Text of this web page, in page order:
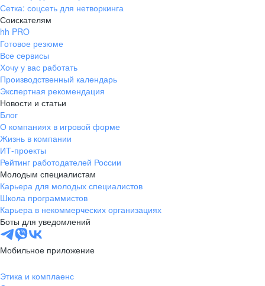
Сетка: соцсеть для нетворкинга
Соискателям
hh PRO
Готовое резюме
Все сервисы
Хочу у вас работать
Производственный календарь
Экспертная рекомендация
Новости и статьи
Блог
О компаниях в игровой форме
Жизнь в компании
ИТ-проекты
Рейтинг работодателей России
Молодым специалистам
Карьера для молодых специалистов
Школа программистов
Карьера в некоммерческих организациях
Боты для уведомлений
Мобильное приложение
Этика и комплаенс